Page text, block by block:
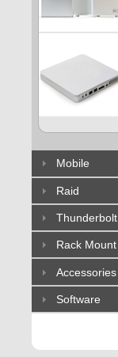
Mobile
Raid
Thunderbolt
Rack Mount
Accessories
Software